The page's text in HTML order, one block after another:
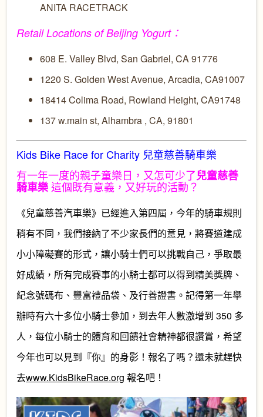
ANITA RACETRACK
Retail Locations of Beijing Yogurt：
608 E. Valley Blvd, San Gabriel, CA 91776
1220 S. Golden West Avenue, Arcadia, CA91007
18414 Colima Road, Rowland Height, CA91748
137 w.main st,Alhambra , CA, 91801
Kids Bike Race for Charity 兒童慈善騎車樂
有一年一度的親子童樂日，又怎可少了兒童慈善
騎車樂這個既有意義，又好玩的活動？
《兒童慈善汽車樂》已經進入第四屆，今年的騎車規則
稍有不同，我們接納了不少家長們的意見，將賽道建成
小小障礙賽的形式，讓小騎士們可以挑戰自己，爭取最
好成績，所有完成賽事的小騎士都可以得到精美獎牌、
紀念號碼布、豐富禮品袋、及行善證書。記得第一年舉
辦時有六十多位小騎士參加，到去年人數激增到 350 多
人，每位小騎士的體育和回饋社會精神都很讚賞，希望
今年也可以見到『你』的身影！報名了嗎？還未就趕快
去www.KidsBikeRace.org 報名吧！